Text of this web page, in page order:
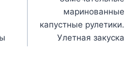
маринованные
капустные рулетики.
Улетная закуска